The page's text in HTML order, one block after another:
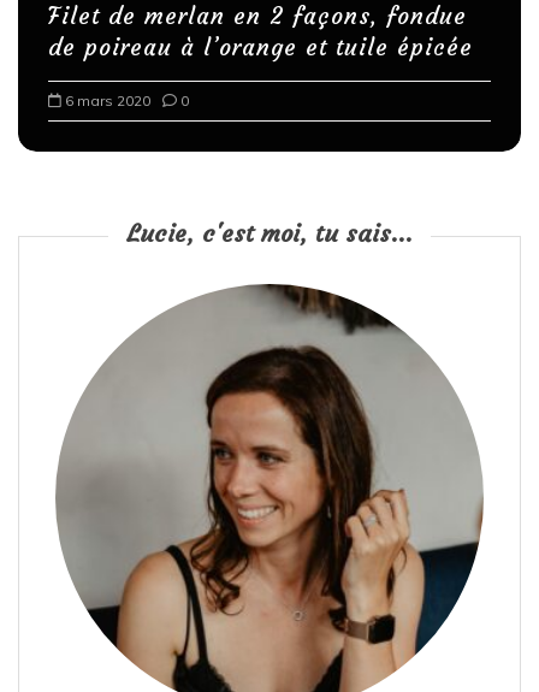
Filet de merlan en 2 façons, fondue
de poireau à l’orange et tuile épicée
6 mars 2020 0
Lucie, c'est moi, tu sais...